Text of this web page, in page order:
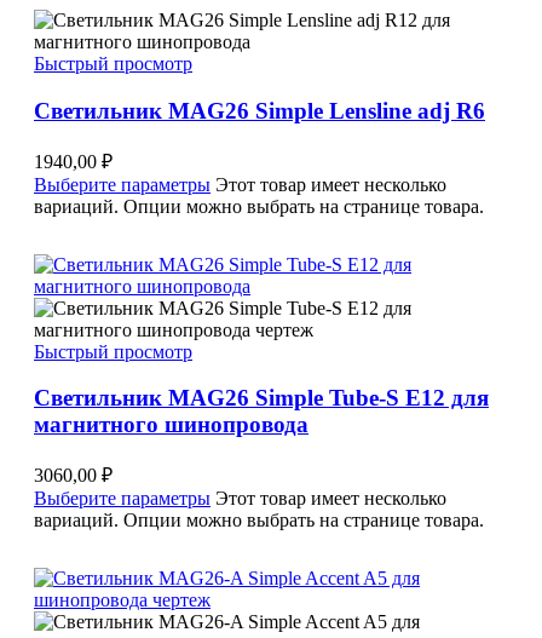
Быстрый просмотр
Светильник MAG26 Simple Lensline adj R6
1940,00 ₽
Выберите параметры Этот товар имеет несколько
вариаций. Опции можно выбрать на странице товара.
Быстрый просмотр
Светильник MAG26 Simple Tube-S E12 для
магнитного шинопровода
3060,00 ₽
Выберите параметры Этот товар имеет несколько
вариаций. Опции можно выбрать на странице товара.